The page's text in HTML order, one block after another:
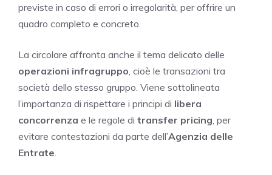
previste in caso di errori o irregolarità, per offrire un
quadro completo e concreto.
La circolare affronta anche il tema delicato delle
operazioni infragruppo , cioè le transazioni tra
società dello stesso gruppo. Viene sottolineata
l’importanza di rispettare i principi di libera
concorrenza e le regole di transfer pricing , per
evitare contestazioni da parte dell’Agenzia delle
Entrate